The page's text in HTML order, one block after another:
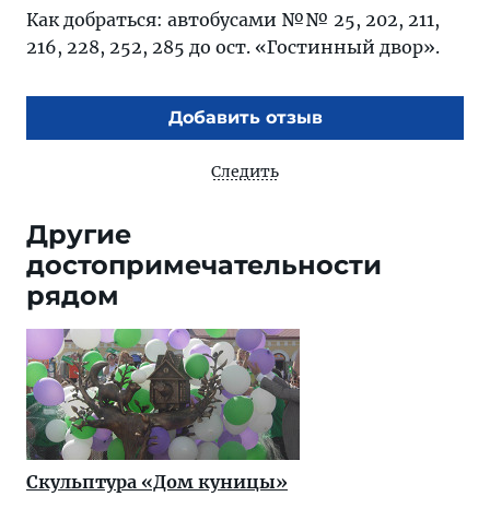
Как добраться: автобусами №№ 25, 202, 211,
216, 228, 252, 285 до ост. «Гостинный двор».
Добавить отзыв
Следить
Другие
достопримечательности
рядом
Скульптура «Дом куницы»